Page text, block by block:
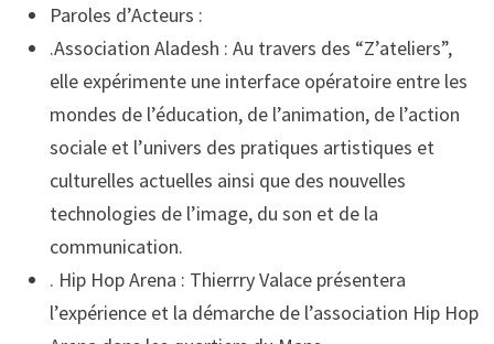
Paroles d’Acteurs :
.Association Aladesh : Au travers des “Z’ateliers”,
elle expérimente une interface opératoire entre les
mondes de l’éducation, de l’animation, de l’action
sociale et l’univers des pratiques artistiques et
culturelles actuelles ainsi que des nouvelles
technologies de l’image, du son et de la
communication.
. Hip Hop Arena : Thierrry Valace présentera
l’expérience et la démarche de l’association Hip Hop